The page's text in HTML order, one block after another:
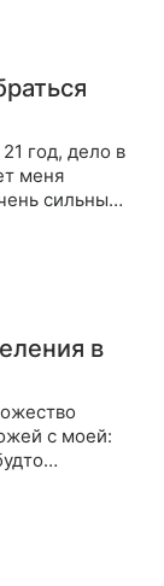
год, дело в
меня
сильный
пример,
с моей:
буду очень